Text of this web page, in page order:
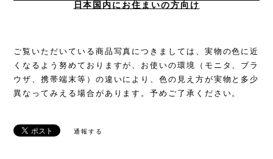
日本国内にお住まいの方向け
ご覧いただいている商品写真につきましては、実物の色に近
くなるよう努めておりますが、お使いの環境（モニタ、ブラ
ウザ、携帯端末等）の違いにより、色の見え方が実物と多少
異なってみえる場合があります。予めご了承ください。
通報する